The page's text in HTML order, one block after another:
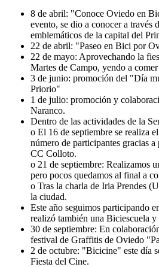
8 de abril: "Conoce Oviedo en
evento, se dio a conocer a través
emblemáticos de la capital del
22 de abril: "Paseo en Bici por
22 de mayo: Aprovechando la
Martes de Campo, yendo a
3 de junio: promoción del "Día
Priorio"
1 de julio: promoción y
Naranco.
Dentro de las actividades de la
o El 16 de septiembre se realiza
número de participantes gracias
CC Colloto.
o 21 de septiembre: Realizamos
pero pocos quedamos al final a
o Tras la charla de Iria Prendes
la ciudad.
Este año seguimos participando
realizó también una Biciescuela
30 de septiembre: En
festival de Graffitis de Oviedo
2 de octubre: "Bicicine" este día
Fiesta del Cine.